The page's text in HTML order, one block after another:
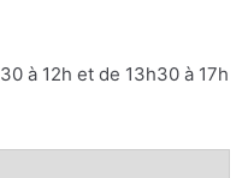
à 12h et de 13h30 à 17h